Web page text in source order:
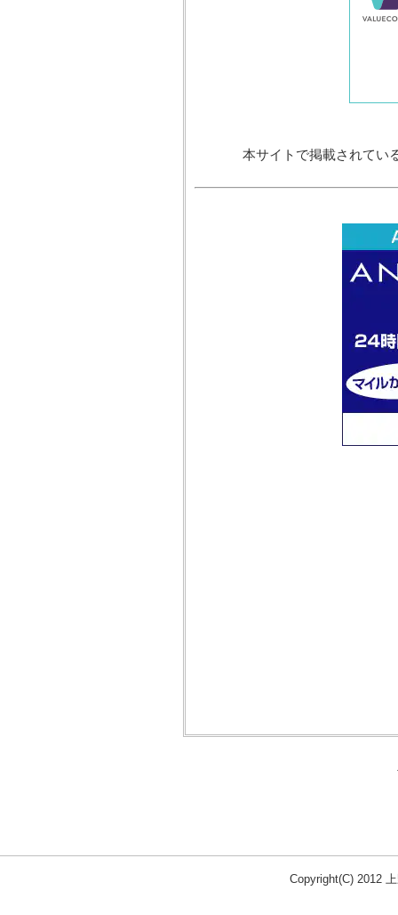
本サイトで掲載されてい
Copyright(C) 2012